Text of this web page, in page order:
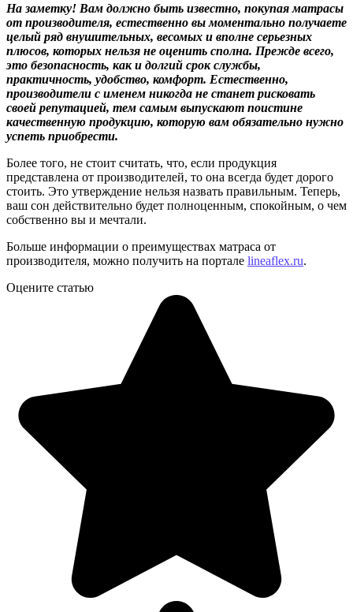
На заметку! Вам должно быть известно, покупая матрасы
от производителя, естественно вы моментально получаете
целый ряд внушительных, весомых и вполне серьезных
плюсов, которых нельзя не оценить сполна. Прежде всего,
это безопасность, как и долгий срок службы,
практичность, удобство, комфорт. Естественно,
производители с именем никогда не станет рисковать
своей репутацией, тем самым выпускают поистине
качественную продукцию, которую вам обязательно нужно
успеть приобрести.
Более того, не стоит считать, что, если продукция
представлена от производителей, то она всегда будет дорого
стоить. Это утверждение нельзя назвать правильным. Теперь,
ваш сон действительно будет полноценным, спокойным, о чем
собственно вы и мечтали.
Больше информации о преимуществах матраса от
производителя, можно получить на портале lineaflex.ru.
Оцените статью